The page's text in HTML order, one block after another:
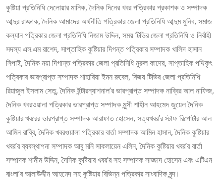
কুষ্টিয়া প্রতিনিধি দেলোয়ার মানিক, দৈনিক দিনের খবর পত্রিকার প্রকাশক ও সম্পাদক
আব্দুর রাজ্জাক, দৈনিক আমাদের অর্থনীতি পত্রিকার জেলা প্রতিনিধি আব্দুম মুনিব, সমাজ
কল্যান পত্রিকার জেলা প্রতিনিধি নিজাম উদ্দিন, সময় টিভির জেলা প্রতিনিধি ও নির্বাহী
সদস্য এস.এম রাশেদ, সাপ্তাহিক কুষ্টিয়ার দিগন্ত পত্রিকার সম্পাদক খালিদ হাসান
সিপাই, দৈনিক নয়া দিগান্ত পত্রিকার জেলা প্রতিনিধি নুরুল কাদের, সাপ্তাহিক পথিকৃৎ
পত্রিকার ভারপ্রাপ্ত সম্পাদক শাহারিয়া ইমন রুবেল, বিজয় টিভির জেলা প্রতিনিধি
রিয়াজুল ইসলাম সেতু, দৈনিক ইন্টারন্যাশনাল’র ভারপ্রাপ্ত সম্পাদক নাব্বির আল নাফিজ,
দৈনিক খবরওয়ালা পত্রিকার ভারপ্রাপ্ত সম্পাদক মুন্সী শাহীন আহমেদ জুয়েল দৈনিক
কুষ্টিয়ার খবরের ভারপ্রাপ্ত সম্পাদক আরাফাত হোসেন, সত্যখবর’র স্টাফ রিপোর্টার আল
আমিন রাব্বি, দৈনিক খবরওয়ালা পত্রিকার বার্তা সম্পাদক আমিন হাসান, দৈনিক কুষ্টিয়ার
খবর’র ব্যবস্থাপনা সম্পাদক আবু মনি সাকলায়েন এলিন, দৈনিক কুষ্টিয়ার খবর’র বার্তা
সম্পাদক শামীম উদ্দিন, দৈনিক কুষ্টিয়ার খবর’র সহ সম্পাদক সাজ্জাদ হোসেন এবং এটিএন
বাংলা’র আলাউদ্দীন আহমেদ সহ কুষ্টিয়ার বিভিন্ন পত্রিকার সাংবাদিক বৃন্দ।